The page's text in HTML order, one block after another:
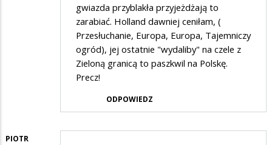
gwiazda przyblakła przyjeżdżają to
zarabiać. Holland dawniej ceniłam, (
Przesłuchanie, Europa, Europa, Tajemniczy
ogród), jej ostatnie "wydaliby" na czele z
Zieloną granicą to paszkwil na Polskę.
Precz!
ODPOWIEDZ
PIOTR